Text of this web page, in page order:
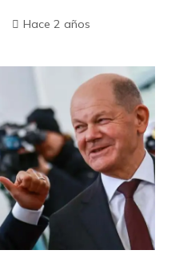
Hace 2 años